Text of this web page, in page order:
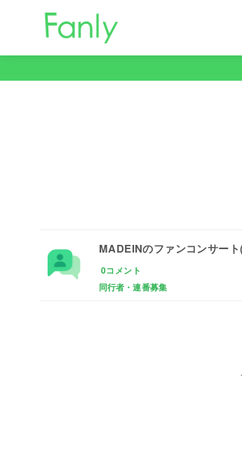
ツ
MADEINのファンコンサー
0コメント
同行者・連番募集